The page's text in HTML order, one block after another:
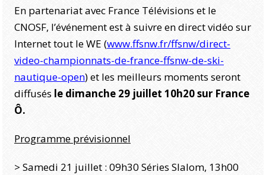
En partenariat avec France Télévisions et le
CNOSF, l’événement est à suivre en direct vidéo sur
Internet tout le WE (www.ffsnw.fr/ffsnw/direct-
video-championnats-de-france-ffsnw-de-ski-
nautique-open) et les meilleurs moments seront
diffusés le dimanche 29 juillet 10h20 sur France
Ô.
Programme prévisionnel
> Samedi 21 juillet : 09h30 Séries Slalom, 13h00